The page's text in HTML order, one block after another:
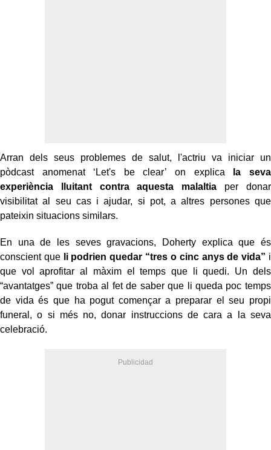
Arran dels seus problemes de salut, l'actriu va iniciar un
pòdcast anomenat ‘Let's be clear’ on explica
la seva
experiència lluitant contra aquesta malaltia per donar
visibilitat al seu cas i ajudar, si pot, a altres persones que
pateixin situacions similars.
En una de les seves gravacions, Doherty explica que és
conscient que li podrien quedar “tres o cinc anys de vida” i
que vol aprofitar al màxim el temps que li quedi. Un dels
“avantatges” que troba al fet de saber que li queda poc temps
de vida és que ha pogut començar a preparar el seu propi
funeral, o si més no, donar instruccions de cara a la seva
celebració.